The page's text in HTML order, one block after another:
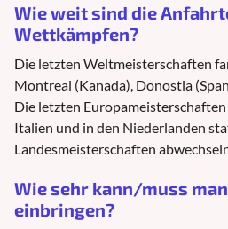
Wie weit sind die
Wettkämpfen?
Die letzten Weltmeisterschaften
Montreal (Kanada), Donostia
Die letzten Europameisterschaften
Italien und in den Niederlanden
Landesmeisterschaften
Wie sehr kann/muss
einbringen?